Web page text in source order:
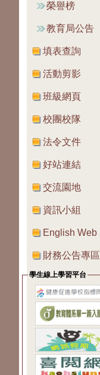
榮譽榜
教育局公告
填表查詢
活動剪影
班級網頁
校團校隊
法令文件
好站連結
交流園地
資訊小組
English Web
財務公告專區
學生線上學習平台